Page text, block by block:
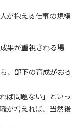
が抱える仕事の規模
果が重視される場
、部下の育成がおろ
ば問題ない」といっ
が増えれば、当然後